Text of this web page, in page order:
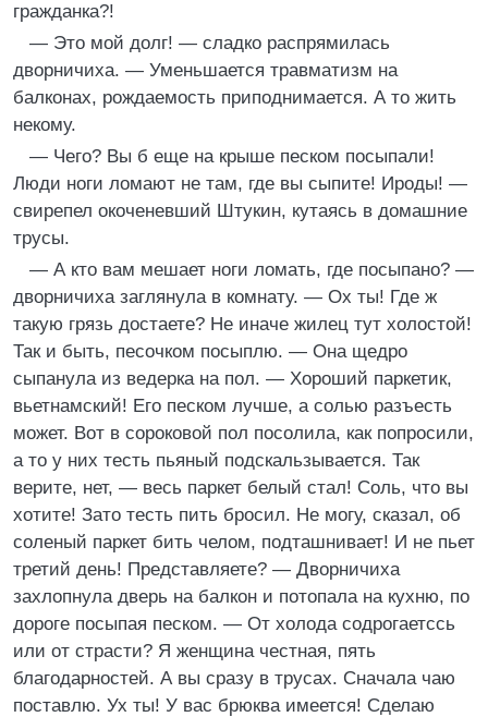
гражданка?!
— Это мой долг! — сладко распрямилась
дворничиха. — Уменьшается травматизм на
балконах, рождаемость приподнимается. А то жить
некому.
— Чего? Вы б еще на крыше песком посыпали!
Люди ноги ломают не там, где вы сыпите! Ироды! —
свирепел окоченевший Штукин, кутаясь в домашние
трусы.
— А кто вам мешает ноги ломать, где посыпано? —
дворничиха заглянула в комнату. — Ох ты! Где ж
такую грязь достаете? Не иначе жилец тут холостой!
Так и быть, песочком посыплю. — Она щедро
сыпанула из ведерка на пол. — Хороший паркетик,
вьетнамский! Его песком лучше, а солью разъесть
может. Вот в сороковой пол посолила, как попросили,
а то у них тесть пьяный подскальзывается. Так
верите, нет, — весь паркет белый стал! Соль, что вы
хотите! Зато тесть пить бросил. Не могу, сказал, об
соленый паркет бить челом, подташнивает! И не пьет
третий день! Представляете? — Дворничиха
захлопнула дверь на балкон и потопала на кухню, по
дороге посыпая песком. — От холода содрогаетссь
или от страсти? Я женщина честная, пять
благодарностей. А вы сразу в трусах. Сначала чаю
поставлю. Ух ты! У вас брюква имеется! Сделаю